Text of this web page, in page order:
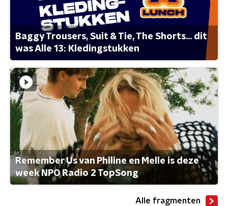
Baggy Trousers, Suit & Tie, The Shorts... dit
was Alle 13: Kledingstukken
Remember Us van Philine en Melle is deze
week NPO Radio 2 TopSong
Alle fragmenten